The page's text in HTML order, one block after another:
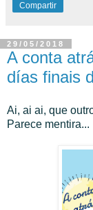
Compartir
29/05/2018
A conta
días finais
Ai, ai ai, que
Parece mentira...